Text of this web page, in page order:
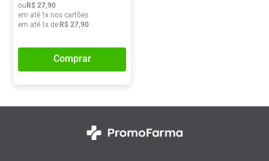
ouR$ 27,90
em até 1x nos cartões
em até 1x deR$ 27,90
Comprar